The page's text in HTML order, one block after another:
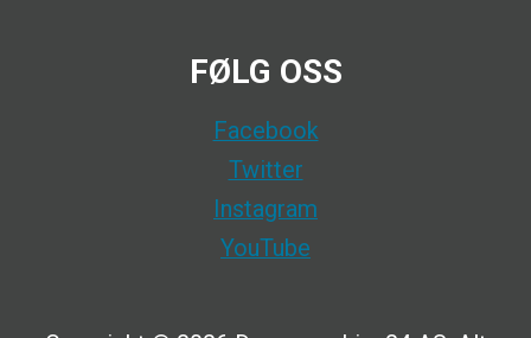
FØLG OSS
Facebook
Twitter
Instagram
YouTube